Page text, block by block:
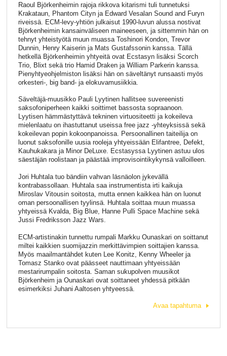
Raoul Björkenheimin rajoja rikkova kitarismi tuli tunnetuksi
Krakataun, Phantom Cityn ja Edward Vesalan Sound and Furyn
riveissä. ECM-levy-yhtiön julkaisut 1990-luvun alussa nostivat
Björkenheimin kansainväliseen maineeseen, ja sittemmin hän on
tehnyt yhteistyötä muun muassa Toshinori Kondon, Trevor
Dunnin, Henry Kaiserin ja Mats Gustafssonin kanssa. Tällä
hetkellä Björkenheimin yhtyeitä ovat Ecstasyn lisäksi Scorch
Trio, Blixt sekä trio Hamid Draken ja William Parkerin kanssa.
Pienyhtyeohjelmiston lisäksi hän on säveltänyt runsaasti myös
orkesteri-, big band- ja elokuvamusiikkia.
Säveltäjä-muusikko Pauli Lyytinen hallitsee suvereenisti
saksofoniperheen kaikki soittimet bassosta sopraanoon.
Lyytisen hämmästyttävä tekninen virtuositeetti ja kokeileva
mielenlaatu on ihastuttanut useissa free jazz -yhteyksissä sekä
kokeilevan popin kokoonpanoissa. Persoonallinen taiteilija on
luonut saksofonille uusia rooleja yhtyeissään Elifantree, Defekt,
Kauhukakara ja Minor DeLuxe. Ecstasyssa Lyytinen astuu ulos
säestäjän roolistaan ja päästää improvisointikykynsä valloilleen.
Jori Huhtala tuo bändiin vahvan läsnäolon jykevällä
kontrabassollaan. Huhtala saa instrumentista irti kaikuja
Miroslav Vitousin soitosta, mutta ennen kaikkea hän on luonut
oman persoonallisen tyylinsä. Huhtala soittaa muun muassa
yhtyeissä Kvalda, Big Blue, Hanne Pulli Space Machine sekä
Jussi Fredriksson Jazz Wars.
ECM-artistinakin tunnettu rumpali Markku Ounaskari on soittanut
miltei kaikkien suomijazzin merkittävimpien soittajien kanssa.
Myös maailmantähdet kuten Lee Konitz, Kenny Wheeler ja
Tomasz Stanko ovat päässeet nauttimaan yhtyeissään
mestarirumpalin soitosta. Saman sukupolven muusikot
Björkenheim ja Ounaskari ovat soittaneet yhdessä pitkään
esimerkiksi Juhani Aaltosen yhtyeessä.
Avaa tapahtuma